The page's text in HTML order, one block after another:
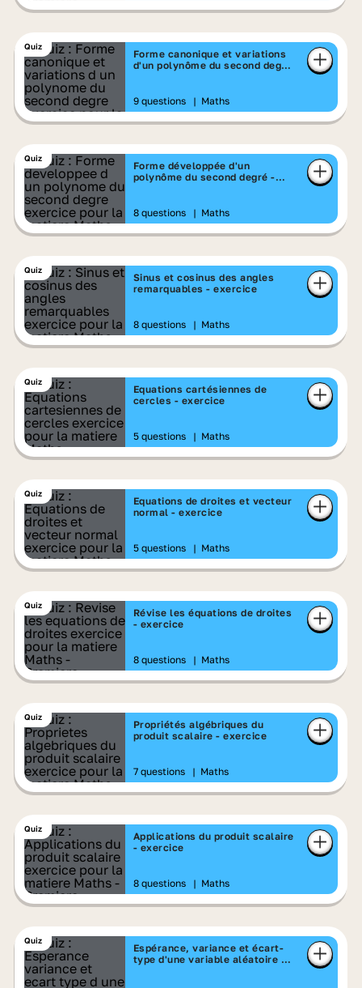
Quiz
Forme canonique et variations
d'un polynôme du second degré
9 questions
| Maths
Quiz
Forme développée d'un
polynôme du second degré -
8 questions
| Maths
Quiz
Sinus et cosinus des angles
remarquables - exercice
8 questions | Maths
Quiz
Equations cartésiennes de
cercles - exercice
5 questions | Maths
Quiz
Equations de droites et vecteur
normal - exercice
5 questions | Maths
Quiz
Révise les équations de droites
- exercice
8 questions | Maths
Quiz
Propriétés algébriques du
produit scalaire - exercice
7 questions | Maths
Quiz
Applications du produit scalaire
- exercice
8 questions | Maths
Quiz
Espérance, variance et écart-
type d'une variable aléatoire -